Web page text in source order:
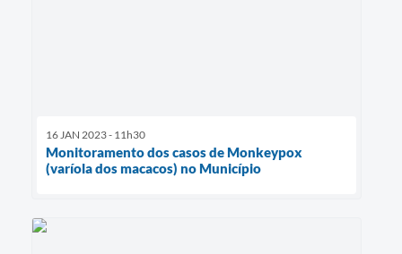
16 JAN 2023 - 11h30
Monitoramento dos casos de Monkeypox
(varíola dos macacos) no Município